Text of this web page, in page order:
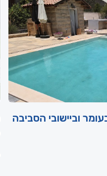
וביישובי הסביבה